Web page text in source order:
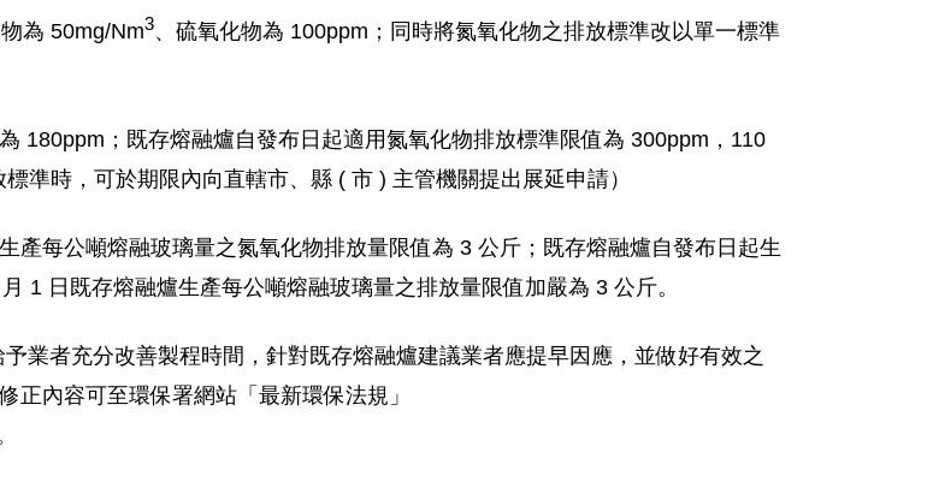
為 50mg/Nm3、硫氧化物為 100ppm；同時將氮氧化物之排放標準改以單一標準
180ppm；既存熔融爐自發布日起適用氮氧化物排放標準限值為 300ppm，110
準時，可於期限內向直轄市、縣 ( 市 ) 主管機關提出展延申請）
產每公噸熔融玻璃量之氮氧化物排放量限值為 3 公斤；既存熔融爐自發布日起生
1 日既存熔融爐生產每公噸熔融玻璃量之排放量限值加嚴為 3 公斤。
業者充分改善製程時間，針對既存熔融爐建議業者應提早因應，並做好有效之
正內容可至環保署網站「最新環保法規」